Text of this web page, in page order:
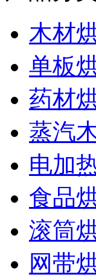
木材
单板
药材
蒸汽
电加
食品
滚筒
网带